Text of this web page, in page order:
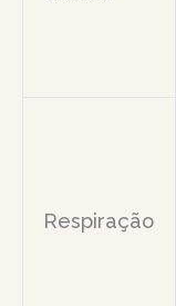
Respiração